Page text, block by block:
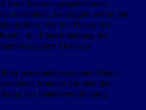
Ihrer bei uns gespeicherten
bestreiten, benötigen wir in der
Für die Dauer der
die Einschränkung der
Daten zu
personenbezogenen Daten
können Sie statt der
der Datenverarbeitung